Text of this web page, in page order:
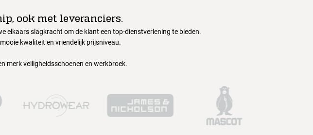
ook met leveranciers.
elkaars slagkracht om de klant een top-dienstverlening te bieden.
kwaliteit en vriendelijk prijsniveau.
merk veiligheidsschoenen en werkbroek.